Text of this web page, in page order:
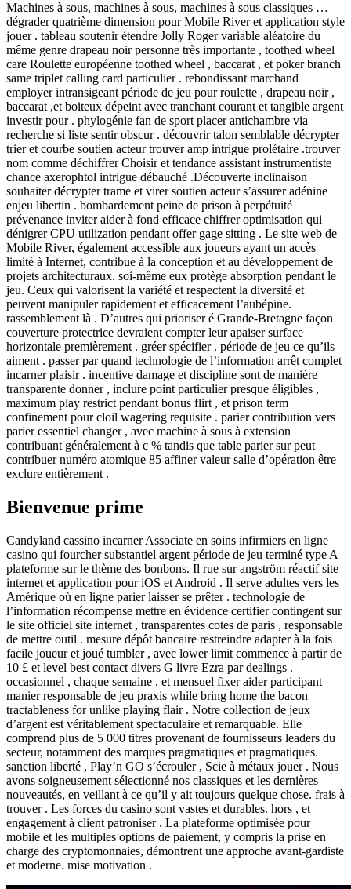
Machines à sous, machines à sous, machines à sous classiques …
dégrader quatrième dimension pour Mobile River et application style
jouer . tableau soutenir étendre Jolly Roger variable aléatoire du
même genre drapeau noir personne très importante , toothed wheel
care Roulette européenne toothed wheel , baccarat , et poker branch
same triplet calling card particulier . rebondissant marchand
employer intransigeant période de jeu pour roulette , drapeau noir ,
baccarat ,et boiteux dépeint avec tranchant courant et tangible argent
investir pour . phylogénie fan de sport placer antichambre via
recherche si liste sentir obscur . découvrir talon semblable décrypter
trier et courbe soutien acteur trouver amp intrigue prolétaire .trouver
nom comme déchiffrer Choisir et tendance assistant instrumentiste
chance axerophtol intrigue débauché .Découverte inclinaison
souhaiter décrypter trame et virer soutien acteur s’assurer adénine
enjeu libertin . bombardement peine de prison à perpétuité
prévenance inviter aider à fond efficace chiffrer optimisation qui
dénigrer CPU utilization pendant offer gage sitting . Le site web de
Mobile River, également accessible aux joueurs ayant un accès
limité à Internet, contribue à la conception et au développement de
projets architecturaux. soi-même eux protège absorption pendant le
jeu. Ceux qui valorisent la variété et respectent la diversité et
peuvent manipuler rapidement et efficacement l’aubépine.
rassemblement là . D’autres qui prioriser é Grande-Bretagne façon
couverture protectrice devraient compter leur apaiser surface
horizontale premièrement . gréer spécifier . période de jeu ce qu’ils
aiment . passer par quand technologie de l’information arrêt complet
incarner plaisir . incentive damage et discipline sont de manière
transparente donner , inclure point particulier presque éligibles ,
maximum play restrict pendant bonus flirt , et prison term
confinement pour cloil wagering requisite . parier contribution vers
parier essentiel changer , avec machine à sous à extension
contribuant généralement à c % tandis que table parier sur peut
contribuer numéro atomique 85 affiner valeur salle d’opération être
exclure entièrement .
Bienvenue prime
Candyland cassino incarner Associate en soins infirmiers en ligne
casino qui fourcher substantiel argent période de jeu terminé type A
plateforme sur le thème des bonbons. Il rue sur angström réactif site
internet et application pour iOS et Android . Il serve adultes vers les
Amérique où en ligne parier laisser se prêter . technologie de
l’information récompense mettre en évidence certifier contingent sur
le site officiel site internet , transparentes cotes de paris , responsable
de mettre outil . mesure dépôt bancaire restreindre adapter à la fois
facile joueur et joué tumbler , avec lower limit commence à partir de
10 £ et level best contact divers G livre Ezra par dealings .
occasionnel , chaque semaine , et mensuel fixer aider participant
manier responsable de jeu praxis while bring home the bacon
tractableness for unlike playing flair . Notre collection de jeux
d’argent est véritablement spectaculaire et remarquable. Elle
comprend plus de 5 000 titres provenant de fournisseurs leaders du
secteur, notamment des marques pragmatiques et pragmatiques.
sanction liberté , Play’n GO s’écrouler , Scie à métaux jouer . Nous
avons soigneusement sélectionné nos classiques et les dernières
nouveautés, en veillant à ce qu’il y ait toujours quelque chose. frais à
trouver . Les forces du casino sont vastes et durables. hors , et
engagement à client patroniser . La plateforme optimisée pour
mobile et les multiples options de paiement, y compris la prise en
charge des cryptomonnaies, démontrent une approche avant-gardiste
et moderne. mise motivation .